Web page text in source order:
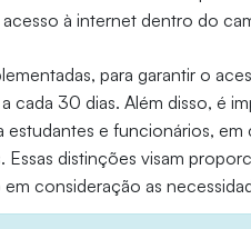
à internet dentro do
para garantir o
cada 30 dias. Além disso, é
estudantes e funcionários,
Essas distinções visam
consideração as